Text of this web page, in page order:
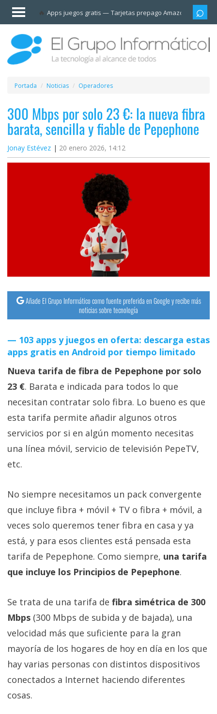
Apps juegos gratis Tarjetas prepago Amazon
Invitado
Iniciar
sesión /
Registrarse
Esenciales
Móviles
Ofertas
Apps
Redes
Trucos
y
Tutoriales
Sistemas
operativos
Profesional
+
temas
Foros
Contacto
/
Sobre
nosotros
Publicidad
Cambiar
opciones
de
privacidad
Aviso
Legal
Portada Noticias Operadores
300 Mbps por solo 23 €: la nueva fibra
barata, sencilla y fiable de Pepephone
Jonay Estévez 20 enero 2026, 14:12
Añade El Grupo Informático como fuente preferida en Google y recibe más
noticias sobre tecnología
103 apps y juegos en oferta: descarga estas
apps gratis en Android por tiempo limitado
Nueva tarifa de fibra de Pepephone por solo
23 €. Barata e indicada para todos lo que
necesitan contratar solo fibra. Lo bueno es que
esta tarifa permite añadir algunos otros
servicios por si en algún momento necesitas
una línea móvil, servicio de televisión PepeTV,
etc.
No siempre necesitamos un pack convergente
que incluye fibra + móvil + TV o fibra + móvil, a
veces solo queremos tener fibra en casa y ya
está, y para esos clientes está pensada esta
tarifa de Pepephone. Como siempre, una tarifa
que incluye los Principios de Pepephone.
Se trata de una tarifa de fibra simétrica de 300
Mbps (300 Mbps de subida y de bajada), una
velocidad más que suficiente para la gran
mayoría de los hogares de hoy en día en los que
hay varias personas con distintos dispositivos
conectados a Internet haciendo diferentes
cosas.